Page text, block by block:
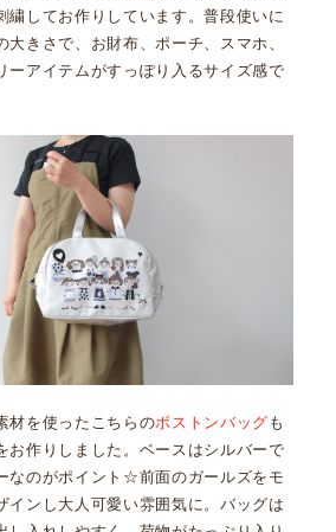
繍してお作りしています。普段使いに
大きさで、お財布、ポーチ、スマホ、
ーアイテムがすっぽり入るサイズ感で
材を使ったこちらのボストンバッグ も
お作りしました。ベースはシルバーで
なのがポイント☆前面のガールズをモ
インし大人可愛い雰囲気に。バッグは